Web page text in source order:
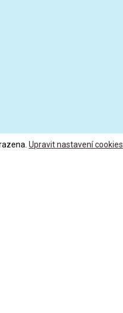
Upravit nastavení cookies